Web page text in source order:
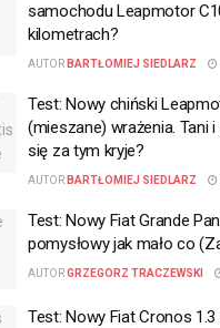
samochodu Leapmotor
kilometrach?
AUTOR BARTŁOMIEJ SIEDLARZ
Test: Nowy chiński
(mieszane) wrażenia. Tani
się za tym kryje?
AUTOR BARTŁOMIEJ SIEDLARZ
Test: Nowy Fiat Grande
pomysłowy jak mało co
AUTORGRZEGORZ TRACZEWSKI
Test: Nowy Fiat Cronos 1.3